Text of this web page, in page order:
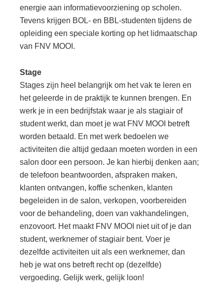
energie aan informatievoorziening op scholen.
Tevens krijgen BOL- en BBL-studenten tijdens de
opleiding een speciale korting op het lidmaatschap
van FNV MOOI.
Stage
Stages zijn heel belangrijk om het vak te leren en
het geleerde in de praktijk te kunnen brengen. En
werk je in een bedrijfstak waar je als stagiair of
student werkt, dan moet je wat FNV MOOI betreft
worden betaald. En met werk bedoelen we
activiteiten die altijd gedaan moeten worden in een
salon door een persoon. Je kan hierbij denken aan;
de telefoon beantwoorden, afspraken maken,
klanten ontvangen, koffie schenken, klanten
begeleiden in de salon, verkopen, voorbereiden
voor de behandeling, doen van vakhandelingen,
enzovoort. Het maakt FNV MOOI niet uit of je dan
student, werknemer of stagiair bent. Voer je
dezelfde activiteiten uit als een werknemer, dan
heb je wat ons betreft recht op (dezelfde)
vergoeding. Gelijk werk, gelijk loon!